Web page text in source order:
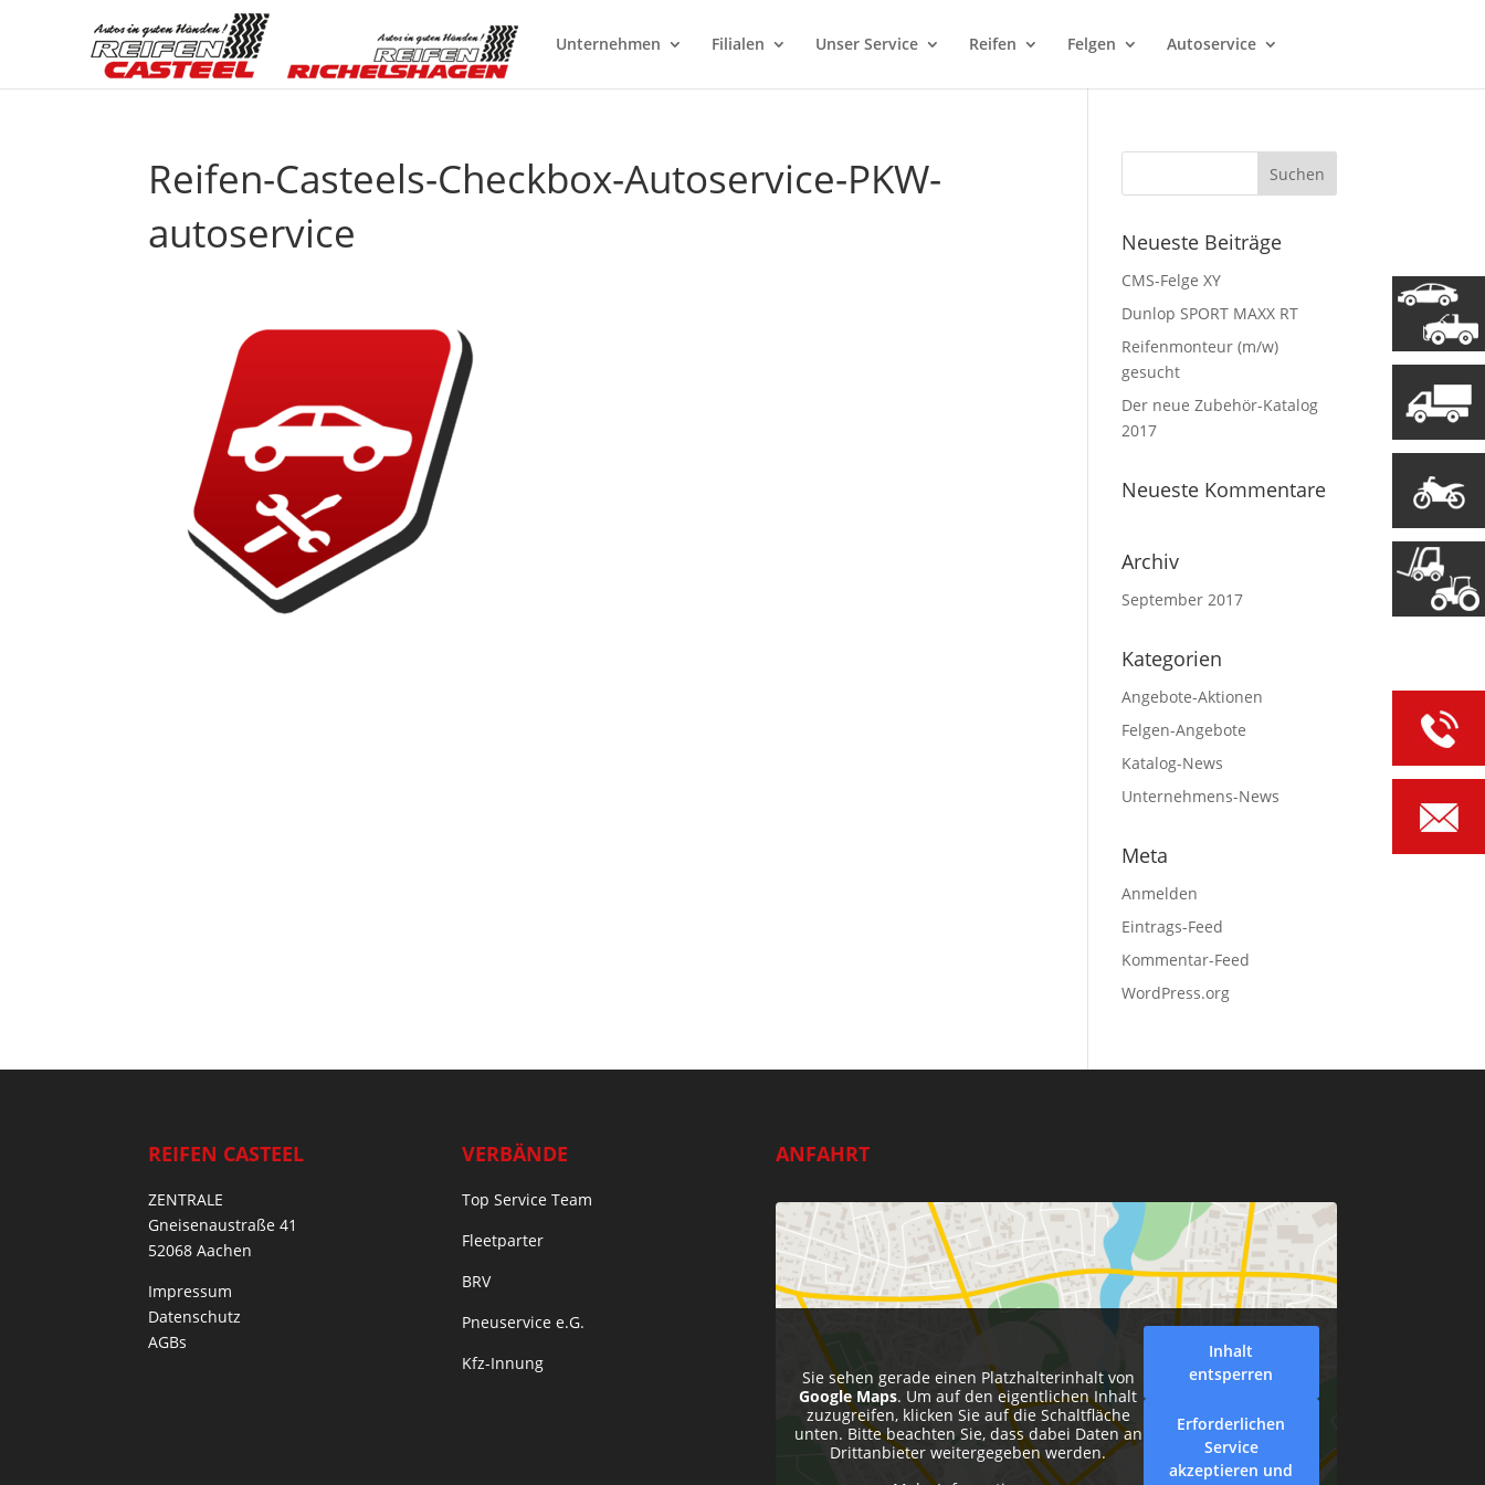
Unternehmen Filialen Unser Service Reifen Felgen Autoservice
Reifen-Casteels-Checkbox-Autoservice-PKW-
autoservice
Neueste Beiträge
CMS-Felge XY
Dunlop SPORT MAXX RT
Reifenmonteur (m/w)
gesucht
Der neue Zubehör-Katalog
2017
Neueste Kommentare
Archiv
September 2017
Kategorien
Angebote-Aktionen
Felgen-Angebote
Katalog-News
Unternehmens-News
Meta
Anmelden
Eintrags-Feed
Kommentar-Feed
WordPress.org
REIFEN CASTEEL
ZENTRALE
Gneisenaustraße 41
52068 Aachen
Impressum
Datenschutz
AGBs
VERBÄNDE
Top Service Team
Fleetparter
BRV
Pneuservice e.G.
Kfz-Innung
ANFAHRT
Sie sehen gerade einen Platzhalterinhalt von
Google Maps. Um auf den eigentlichen Inhalt
zuzugreifen, klicken Sie auf die Schaltfläche
unten. Bitte beachten Sie, dass dabei Daten an
Drittanbieter weitergegeben werden.
Inhalt
entsperren
Erforderlichen
Service
akzeptieren und